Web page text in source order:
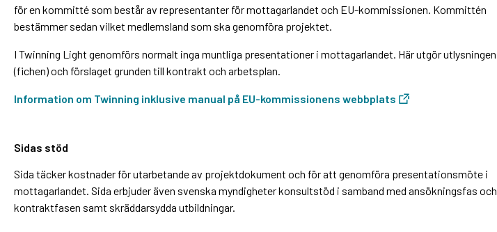
för en kommitté som består av representanter för mottagarlandet och EU-kommissionen. Kommittén
bestämmer sedan vilket medlemsland som ska genomföra projektet.
I Twinning Light genomförs normalt inga muntliga presentationer i mottagarlandet. Här utgör utlysningen
(fichen) och förslaget grunden till kontrakt och arbetsplan.
Information om Twinning inklusive manual på EU-kommissionens webbplats
Sidas stöd
Sida täcker kostnader för utarbetande av projektdokument och för att genomföra presentationsmöte i
mottagarlandet. Sida erbjuder även svenska myndigheter konsultstöd i samband med ansökningsfas och
kontraktfasen samt skräddarsydda utbildningar.